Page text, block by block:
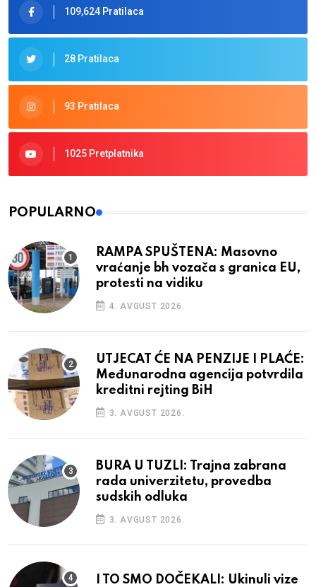
109,624 Pratilaca
28 Pratilaca
93 Pratilaca
1025 Pretplatnika
POPULARNO
RAMPA SPUŠTENA: Masovno
vraćanje bh vozača s granica EU,
protesti na vidiku
4. AVGUST 2026.
UTJECAT ĆE NA PENZIJE I PLAĆE:
Međunarodna agencija potvrdila
kreditni rejting BiH
3. AVGUST 2026.
BURA U TUZLI: Trajna zabrana
rada univerzitetu, provedba
sudskih odluka
3. AVGUST 2026.
I TO SMO DOČEKALI: Ukinuli vize